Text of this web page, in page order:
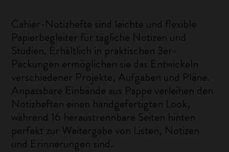
Cahier-Notizhefte sind leichte und flexible
Papierbegleiter für tägliche Notizen und
Studien. Erhältlich in praktischen 3er-
Packungen ermöglichen sie das Entwickeln
verschiedener Projekte, Aufgaben und Pläne.
Anpassbare Einbände aus Pappe verleihen den
Notizheften einen handgefertigten Look,
während 16 heraustrennbare Seiten hinten
perfekt zur Weitergabe von Listen, Notizen
und Erinnerungen sind.